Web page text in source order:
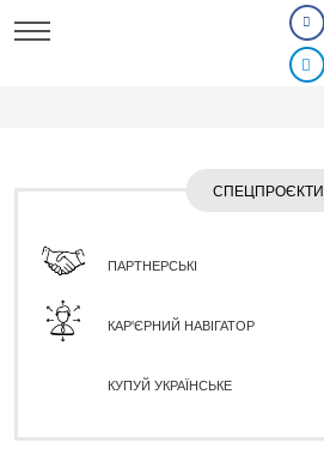
СПЕЦПРОЄКТИ
ПАРТНЕРСЬКІ
КАР'ЄРНИЙ НАВІГАТОР
КУПУЙ УКРАЇНСЬКЕ